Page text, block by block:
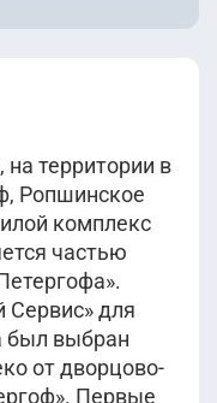
на территории в
Ропшинское
комплекс
частью
Сервис» для
был выбран
от дворцово-
Первые